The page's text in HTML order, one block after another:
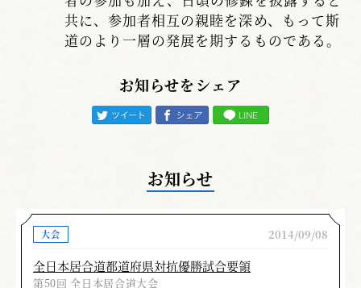
共に、参加者相互の親睦を深め、もって斯
道のより一層の発展を期するものである。
お知らせをシェア
お知らせ
大会 2014/09/08
全日本居合道都道府県対抗優勝試合要領
第50回 全日本居合道大会